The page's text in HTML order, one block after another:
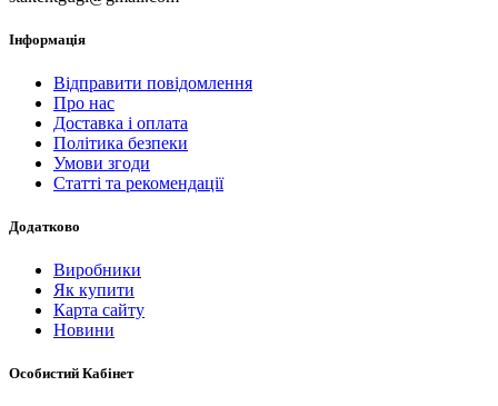
Інформація
Відправити повідомлення
Про нас
Доставка і оплата
Політика безпеки
Умови згоди
Статті та рекомендації
Додатково
Виробники
Як купити
Карта сайту
Новини
Особистий Кабінет